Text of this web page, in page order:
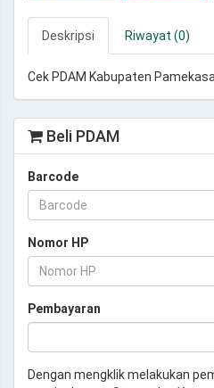
Deskripsi Riwayat (0)
Cek PDAM Kabupaten
Beli PDAM
Barcode
Nomor HP
Pembayaran
Dengan mengklik melakukan